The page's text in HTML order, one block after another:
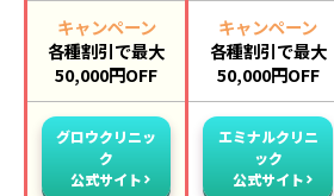
キャンペーン
各種割引で最大
50,000円OFF
キャンペーン
各種割引で最大
50,000円OFF
グロウクリニッ
ク
公式サイト
エミナルクリニ
ック
公式サイト